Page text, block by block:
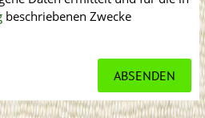
beschriebenen Zwecke